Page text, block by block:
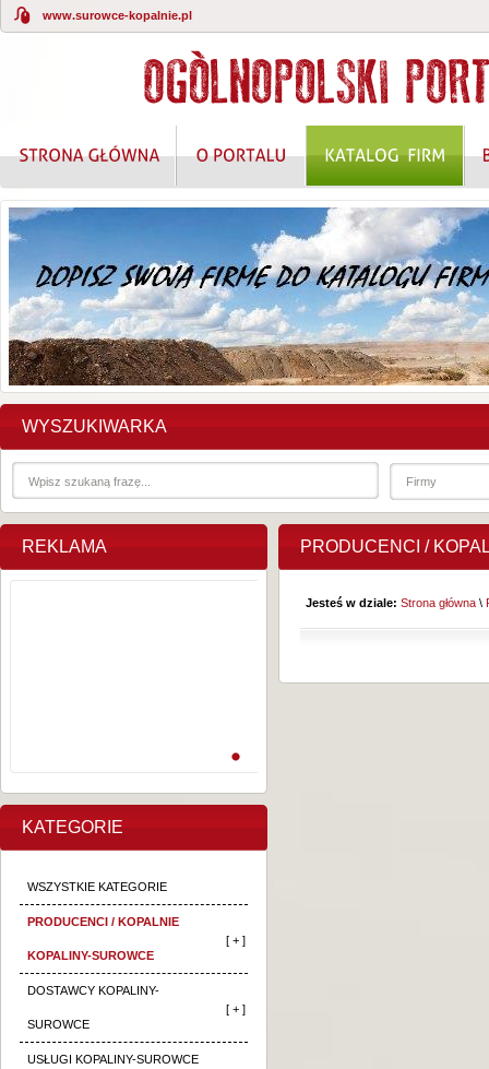
www.surowce-kopalnie.pl
WYSZUKIWARKA
REKLAMA
KATEGORIE
WSZYSTKIE KATEGORIE
PRODUCENCI / KOPALNIE
KOPALINY-SUROWCE
[ + ]
DOSTAWCY KOPALINY-
SUROWCE
[ + ]
USŁUGI KOPALINY-SUROWCE
PRODUCENCI /
Jesteś w dziale: Strona główna \